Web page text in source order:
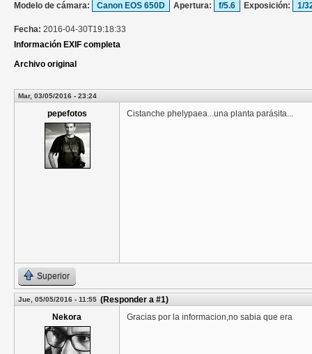
Modelo de cámara: Canon EOS 650D Apertura: f/5.6 Exposición: 1/
Fecha: 2016-04-30T19:18:33
Información EXIF completa
Archivo original
Mar, 03/05/2016 - 23:24
pepefotos Cistanche phelypaea...una planta parásita...
Superior
Jue, 05/05/2016 - 11:55 (Responder a #1)
Nekora
Gracias por la informacion,no sabia que era